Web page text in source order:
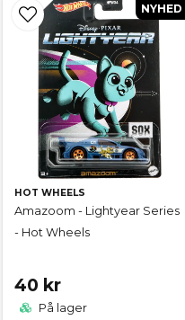
HOT WHEELS
Amazoom - Lightyear Series
- Hot Wheels
40 kr
På lager
NYHED